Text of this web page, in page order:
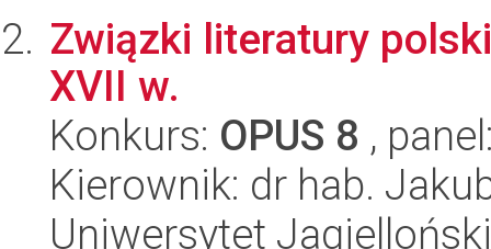
Związki literatury
XVII w.
Konkurs: OPUS 8 ,
Kierownik: dr hab.
Uniwersytet